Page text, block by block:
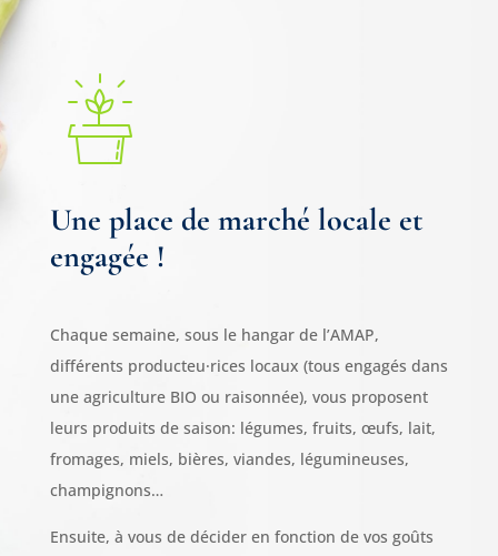
Une place de marché locale et
engagée !
Chaque semaine, sous le hangar de l’AMAP,
différents producteu·rices locaux (tous engagés dans
une agriculture BIO ou raisonnée), vous proposent
leurs produits de saison: légumes, fruits, œufs, lait,
fromages, miels, bières, viandes, légumineuses,
champignons…
Ensuite, à vous de décider en fonction de vos goûts